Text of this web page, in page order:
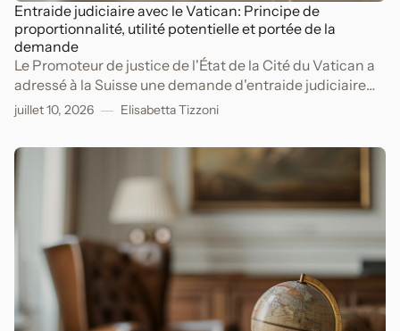
Entraide judiciaire avec le Vatican: Principe de
proportionnalité, utilité potentielle et portée de la
demande
Le Promoteur de justice de l'État de la Cité du Vatican a
adressé à la Suisse une demande d'entraide judiciaire
dans le cadre d'une procédure pénale pour péculat,
d'argent.
juillet 10, 2026 Elisabetta Tizzoni